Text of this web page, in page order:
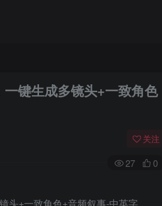
键生成多镜头+一致角色
关注
27 0